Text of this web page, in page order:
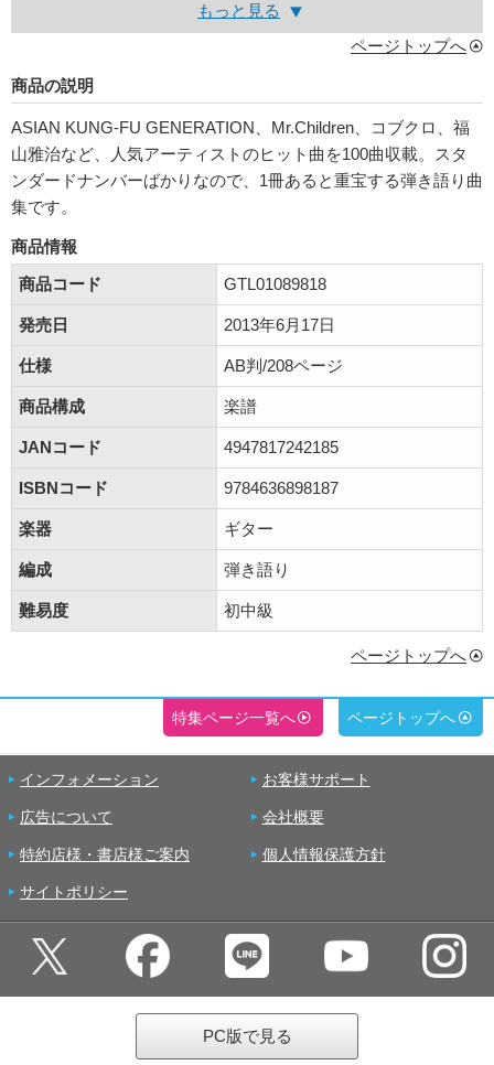
もっと見る
ページトップへ
商品の説明
ASIAN KUNG-FU GENERATION、Mr.Children、コブクロ、福
山雅治など、人気アーティストのヒット曲を100曲収載。スタ
ンダードナンバーばかりなので、1冊あると重宝する弾き語り曲
集です。
商品情報
商品コード
GTL01089818
発売日 2013年6月17日
仕様 AB判/208ページ
商品構成 楽譜
JANコード 4947817242185
ISBNコード 9784636898187
楽器 ギター
編成 弾き語り
難易度 初中級
ページトップへ
特集ページ一覧へ ページトップへ
インフォメーション お客様サポート
広告について 会社概要
特約店様・書店様ご案内 個人情報保護方針
サイトポリシー
PC版で見る